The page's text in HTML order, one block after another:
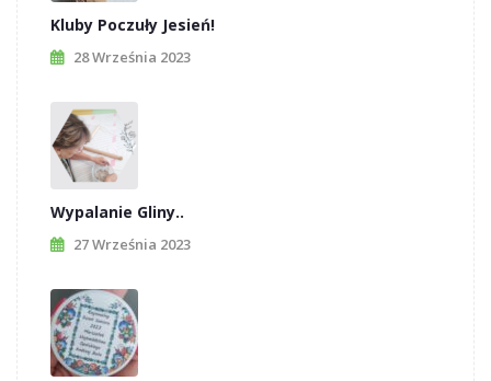
Kluby Poczuły Jesień!
28 Września 2023
Wypalanie Gliny..
27 Września 2023